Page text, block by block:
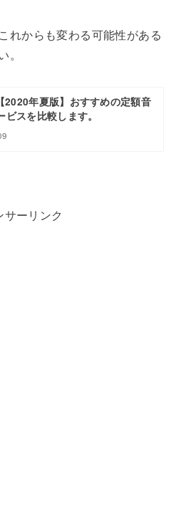
れからも変わる可能性がある
【2020年夏版】おすすめの定額音
ビスを比較します。
サーリンク